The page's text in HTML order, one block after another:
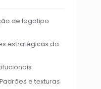
de logotipo
estratégicas da
e texturas